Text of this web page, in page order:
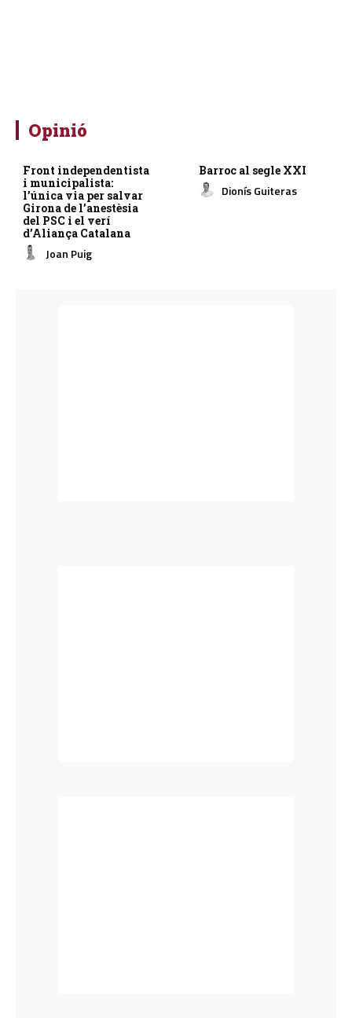
Opinió
Front independentista
i municipalista:
l’única via per salvar
Girona de l’anestèsia
del PSC i el verí
d’Aliança Catalana
Joan Puig
Barroc al segle XXI
Dionís Guiteras